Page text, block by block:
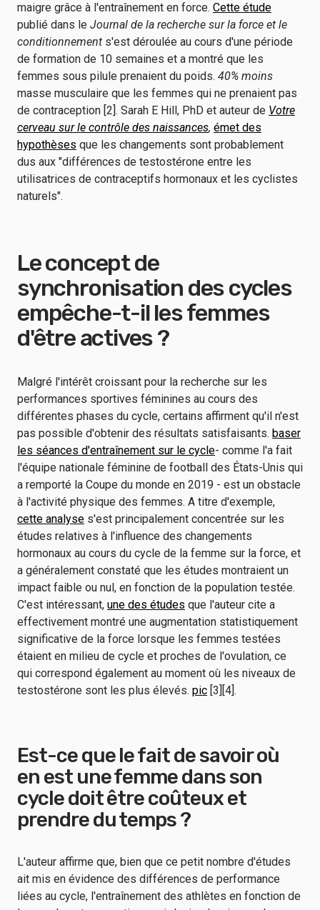
maigre grâce à l'entraînement en force. Cette étude
publié dans le Journal de la recherche sur la force et le
conditionnement s'est déroulée au cours d'une période
de formation de 10 semaines et a montré que les
femmes sous pilule prenaient du poids. 40% moins
masse musculaire que les femmes qui ne prenaient pas
de contraception [2]. Sarah E Hill, PhD et auteur de Votre
cerveau sur le contrôle des naissances, émet des
hypothèses que les changements sont probablement
dus aux "différences de testostérone entre les
utilisatrices de contraceptifs hormonaux et les cyclistes
naturels".
Le concept de
synchronisation des cycles
empêche-t-il les femmes
d'être actives ?
Malgré l'intérêt croissant pour la recherche sur les
performances sportives féminines au cours des
différentes phases du cycle, certains affirment qu'il n'est
pas possible d'obtenir des résultats satisfaisants. baser
les séances d'entraînement sur le cycle- comme l'a fait
l'équipe nationale féminine de football des États-Unis qui
a remporté la Coupe du monde en 2019 - est un obstacle
à l'activité physique des femmes. A titre d'exemple,
cette analyse s'est principalement concentrée sur les
études relatives à l'influence des changements
hormonaux au cours du cycle de la femme sur la force, et
a généralement constaté que les études montraient un
impact faible ou nul, en fonction de la population testée.
C'est intéressant, une des études que l'auteur cite a
effectivement montré une augmentation statistiquement
significative de la force lorsque les femmes testées
étaient en milieu de cycle et proches de l'ovulation, ce
qui correspond également au moment où les niveaux de
testostérone sont les plus élevés. pic [3][4].
Est-ce que le fait de savoir où
en est une femme dans son
cycle doit être coûteux et
prendre du temps ?
L'auteur affirme que, bien que ce petit nombre d'études
ait mis en évidence des différences de performance
liées au cycle, l'entraînement des athlètes en fonction de